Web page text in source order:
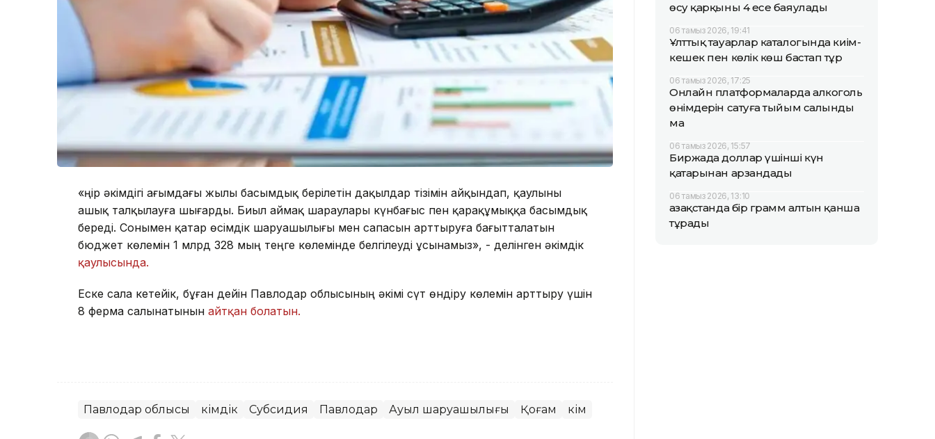
«Өңір әкімдігі ағымдағы жылы басымдық берілетін дақылдар тізімін айқындап, қаулыны
ашық талқылауға шығарды. Биыл аймақ шараулары күнбағыс пен қарақұмыққа басымдық
береді. Сонымен қатар өсімдік шаруашылығы мен сапасын арттыруға бағытталатын
бюджет көлемін 1 млрд 328 мың теңге көлемінде белгілеуді ұсынамыз», - делінген әкімдік
қаулысында.
Еске сала кетейік, бұған дейін Павлодар облысының әкімі сүт өндіру көлемін арттыру үшін
8 ферма салынатынын айтқан болатын.
Павлодар облысы Әкімдік Субсидия Павлодар Ауыл шаруашылығы Қоғам Әкім
өсу қарқыны 4 есе баяулады
06 тамыз 2026, 19:41
Ұлттық тауарлар каталогында киім-
кешек пен көлік көш бастап тұр
06 тамыз 2026, 17:25
Онлайн платформаларда алкоголь
өнімдерін сатуға тыйым салынды
ма
06 тамыз 2026, 15:57
Биржада доллар үшінші күн
қатарынан арзандады
06 тамыз 2026, 13:10
Қазақстанда бір грамм алтын қанша
тұрады